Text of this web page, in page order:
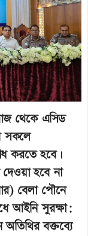
থেকে এসিড
সকলে
করতে হবে।
হবে না
বেলা পৌনে
আইনি সুরক্ষা:
অতিথির বক্তব্যে